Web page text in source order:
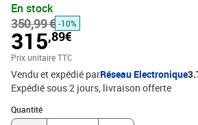
est réglable en hauteur selon vos
offre un excellent soutien du dos lorsque
votre lit pour lire ou regarder la
apportez de l'éclairage dans l'obscurité avec
colorées !Matelas à ressorts ensachés : le
individuel intégré est connu pour sa très
assurant un haut niveau de durabilité et
absorber efficacement le bruit et les chocs
En stock
350,99 € -10%
315,89€
Prix unitaire TTC
Vendu et expédié parRéseau Electronique
Expédié sous 2 jours livraison offerte
Quantité
Quantité : 1